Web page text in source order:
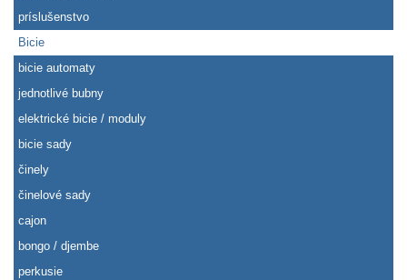
príslušenstvo
Bicie
bicie automaty
jednotlivé bubny
elektrické bicie / moduly
bicie sady
činely
činelové sady
cajon
bongo / djembe
perkusie